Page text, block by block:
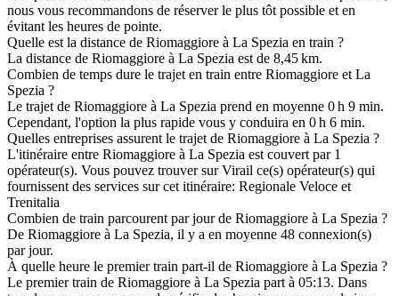
nous vous recommandons de réserver le plus tôt possible et en
évitant les heures de pointe.
Quelle est la distance de Riomaggiore à La Spezia en train ?
La distance de Riomaggiore à La Spezia est de 8,45 km.
Combien de temps dure le trajet en train entre Riomaggiore et La
Spezia ?
Le trajet de Riomaggiore à La Spezia prend en moyenne 0 h 9 min.
Cependant, l'option la plus rapide vous y conduira en 0 h 6 min.
Quelles entreprises assurent le trajet de Riomaggiore à La Spezia ?
L'itinéraire entre Riomaggiore à La Spezia est couvert par 1
opérateur(s). Vous pouvez trouver sur Virail ce(s) opérateur(s) qui
fournissent des services sur cet itinéraire: Regionale Veloce et
Trenitalia
Combien de train parcourent par jour de Riomaggiore à La Spezia ?
De Riomaggiore à La Spezia, il y a en moyenne 48 connexion(s)
par jour.
À quelle heure le premier train part-il de Riomaggiore à La Spezia ?
Le premier train de Riomaggiore à La Spezia part à 05:13. Dans